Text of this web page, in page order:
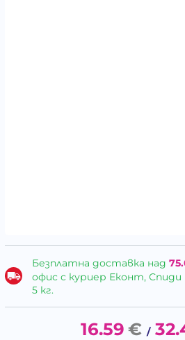
Безплатна доставка над
офис с куриер Еконт, Спиди
5 кг.
16.59 € /